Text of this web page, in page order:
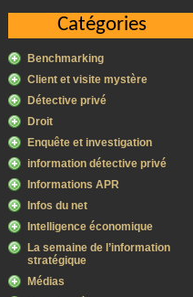
Catégories
Benchmarking
Client et visite mystère
Détective privé
Droit
Enquête et investigation
information détective privé
Informations APR
Infos du net
Intelligence économique
La semaine de l’information
stratégique
Médias